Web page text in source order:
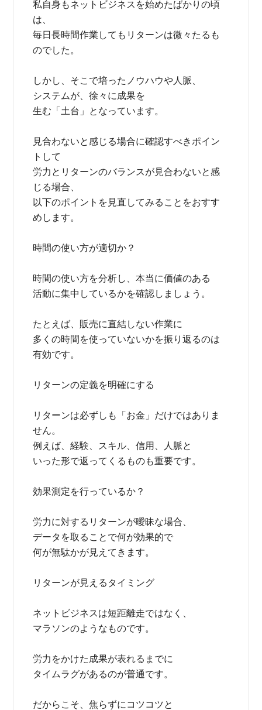
私自身もネットビジネスを始めたばかりの頃
は、
毎日長時間作業してもリターンは微々たるも
のでした。
しかし、そこで培ったノウハウや人脈、
システムが、徐々に成果を
生む「土台」となっています。
見合わないと感じる場合に確認すべきポイン
トして
労力とリターンのバランスが見合わないと感
じる場合、
以下のポイントを見直してみることをおすす
めします。
時間の使い方が適切か？
時間の使い方を分析し、本当に価値のある
活動に集中しているかを確認しましょう。
たとえば、販売に直結しない作業に
多くの時間を使っていないかを振り返るのは
有効です。
リターンの定義を明確にする
リターンは必ずしも「お金」だけではありま
せん。
例えば、経験、スキル、信用、人脈と
いった形で返ってくるものも重要です。
効果測定を行っているか？
労力に対するリターンが曖昧な場合、
データを取ることで何が効果的で
何が無駄かが見えてきます。
リターンが見えるタイミング
ネットビジネスは短距離走ではなく、
マラソンのようなものです。
労力をかけた成果が表れるまでに
タイムラグがあるのが普通です。
だからこそ、焦らずにコツコツと